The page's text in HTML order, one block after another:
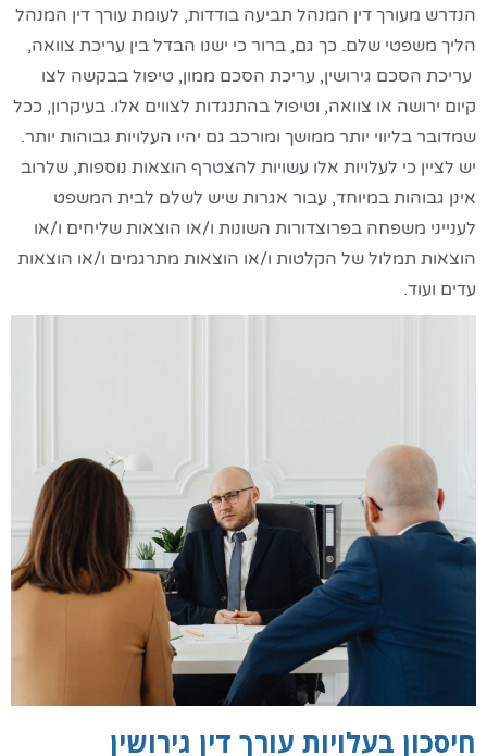
הנדרש מעורך דין המנהל תביעה בודדות, לעומת עורך דין המנהל
הליך משפטי שלם. כך גם, ברור כי ישנו הבדל בין עריכת צוואה,
עריכת הסכם גירושין, עריכת הסכם ממון, טיפול בבקשה לצו
קיום ירושה או צוואה, וטיפול בהתנגדות לצווים אלו. בעיקרון, ככל
שמדובר בליווי יותר ממושך ומורכב גם יהיו העלויות גבוהות יותר.
יש לציין כי לעלויות אלו עשויות להצטרף הוצאות נוספות, שלרוב
אינן גבוהות במיוחד, עבור אגרות שיש לשלם לבית המשפט
לענייני משפחה בפרוצדורות השונות ו/או הוצאות שליחים ו/או
הוצאות תמלול של הקלטות ו/או הוצאות מתרגמים ו/או הוצאות
עדים ועוד.
חיסכון בעלויות עורך דין גירושין